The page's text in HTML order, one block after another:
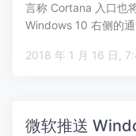
言称 Cortana 入口也
Windows 10 右侧的
2018
微软推送